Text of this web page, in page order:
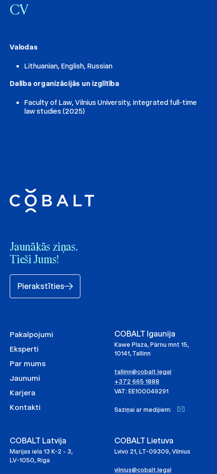
CV
Valodas
Lithuanian, English, Russian
Dalība organizācijās un izglītība
Faculty of Law, Vilnius University, integrated full-time
law studies (2025)
Jaunākās ziņas.
Tieši Jums!
Pierakstīties
Pakalpojumi
Eksperti
Par mums
Jaunumi
Karjera
Kontakti
COBALT Igaunija
Kawe Plaza, Pärnu mnt 15,
10141, Tallinn
tallinn@cobalt.legal
+372 665 1888
VAT: EE100049291
Saziņai ar medijiem:
COBALT Latvija
Marijas iela 13 K-2 - 3,
LV-1050, Riga
COBALT Lietuva
Lvivo 21, LT-09309, Vilnius
vilnius@cobalt.legal